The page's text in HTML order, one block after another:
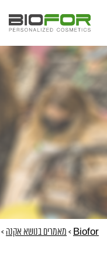
Biofor
> מאמרים בנושא אקנה >